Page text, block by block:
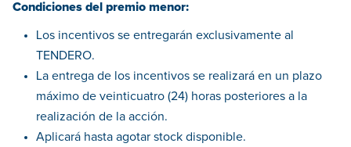
Condiciones del premio menor:
Los incentivos se entregarán exclusivamente al
TENDERO.
La entrega de los incentivos se realizará en un plazo
máximo de veinticuatro (24) horas posteriores a la
realización de la acción.
Aplicará hasta agotar stock disponible.